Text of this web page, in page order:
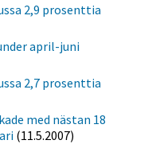
2,9 prosenttia
april-juni
2,7 prosenttia
med nästan 18
(11.5.2007)